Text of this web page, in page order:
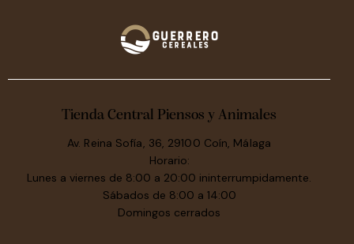
Tienda Central Piensos y Animales
Av. Reina Sofía, 36, 29100 Coín, Málaga
Horario:
Lunes a viernes de 8:00 a 20:00 ininterrumpidamente.
Sábados de 8:00 a 14:00
Domingos cerrados